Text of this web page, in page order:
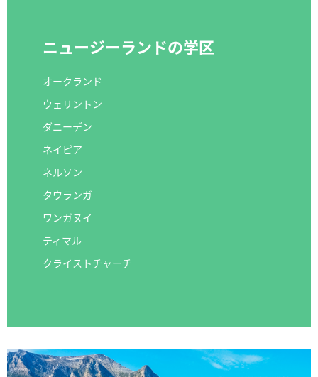
ニュージーランドの学区
オークランド
ウェリントン
ダニーデン
ネイピア
ネルソン
タウランガ
ワンガヌイ
ティマル
クライストチャーチ